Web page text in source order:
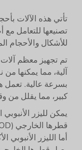
تأتي هذه الآلات
للأشكال والأحجام
تم تجهيز معظم آلات
آلية، مما يمكنها
بسرعة عالية. تعمل
كبير، مما يقلل من
يمكن لليزر
أما الليزر